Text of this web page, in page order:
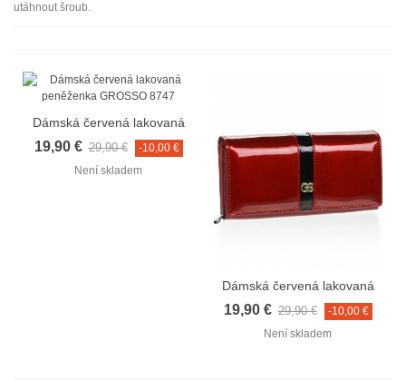
utáhnout šroub.
Dámská červená lakovaná
peněženka GROSSO 8747
19,90 € 29,90 €
-10,00 €
Není skladem
Dámská červená lakovaná
peněženka GROSSO 2554
19,90 € 29,90 €
-10,00 €
Není skladem